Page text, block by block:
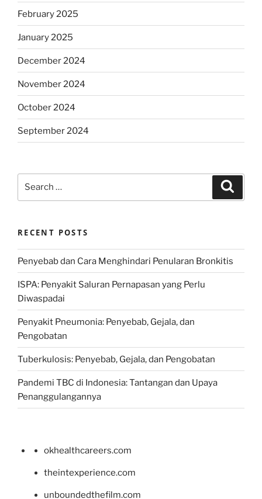
February 2025
January 2025
December 2024
November 2024
October 2024
September 2024
RECENT POSTS
Penyebab dan Cara Menghindari Penularan Bronkitis
ISPA: Penyakit Saluran Pernapasan yang Perlu
Diwaspadai
Penyakit Pneumonia: Penyebab, Gejala, dan
Pengobatan
Tuberkulosis: Penyebab, Gejala, dan Pengobatan
Pandemi TBC di Indonesia: Tantangan dan Upaya
Penanggulangannya
okhealthcareers.com
theintexperience.com
unboundedthefilm.com